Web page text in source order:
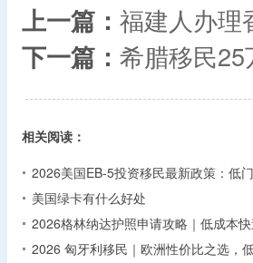
上一篇： 福建人办理
下一篇： 希腊移民
相关阅读：
2026美国EB-5投资移民最新政策：低
美国绿卡有什么好处
2026格林纳达护照申请攻略｜低成本
2026 匈牙利移民｜欧洲性价比之选，